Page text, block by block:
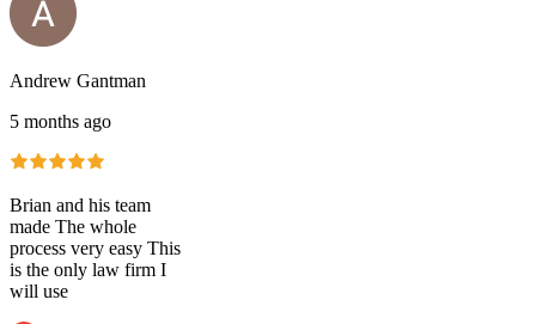
Andrew Gantman
5 months ago
Brian and his team
made The whole
process very easy This
is the only law firm I
will use